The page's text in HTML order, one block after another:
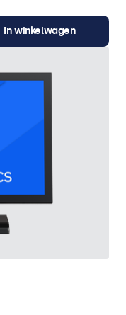
In winkelwagen